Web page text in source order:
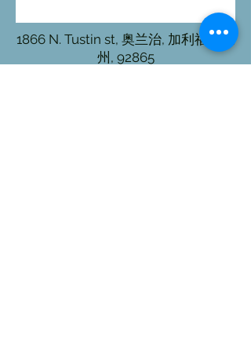
1866 N. Tustin st, 奥兰治, 加利福尼亚
州, 92865